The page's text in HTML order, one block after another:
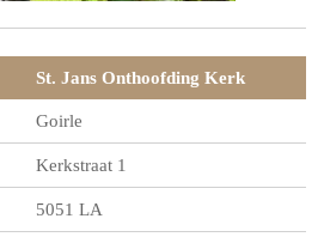
St. Jans Onthoofding Kerk
Goirle
Kerkstraat 1
5051 LA